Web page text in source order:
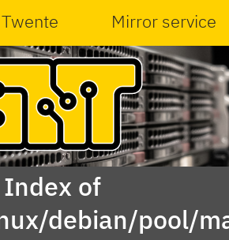
Mirror service
Index of
debian/pool/